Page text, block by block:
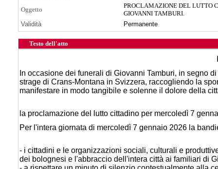
Oggetto
PROCLAMAZIONE DEL LUTTO
GIOVANNI TAMBURI.
Validità
Permanente
Testo dell'atto
In occasione dei funerali di Giovanni Tamburi, in segno
strage di Crans-Montana in Svizzera, raccogliendo la
manifestare in modo tangibile e solenne il dolore della
la proclamazione del lutto cittadino per mercoledì 7
Per l'intera giornata di mercoledì 7 gennaio 2026 la
- i cittadini e le organizzazioni sociali, culturali e
dei bolognesi e l'abbraccio dell'intera città ai familiari di